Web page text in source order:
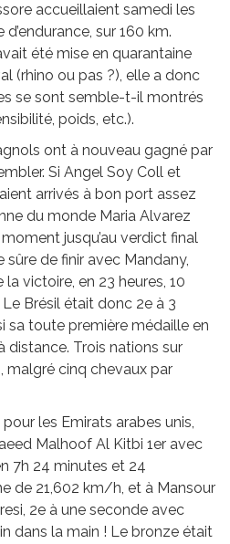
accueillaient samedi les
sur 160 km.
été mise en quarantaine
(rhino ou pas ?), elle a donc
se sont semble-t-il montrés
poids, etc.).
ont à nouveau gagné par
Si Angel Soy Coll et
arrivés à bon port assez
du monde Maria Alvarez
jusqu’au verdict final
de finir avec Mandany,
la victoire, en 23 heures, 10
Brésil était donc 2e à 3
sa toute première médaille en
distance. Trois nations sur
malgré cinq chevaux par
les Emirats arabes unis,
Malhoof Al Kitbi 1er avec
7h 24 minutes et 24
de 21,602 km/h, et à Mansour
2e à une seconde avec
dans la main ! Le bronze était